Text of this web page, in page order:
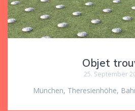
Objet
25. September
München, Theresienhöhe,